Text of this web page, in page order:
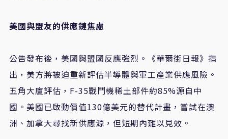
美國與盟友的供應鏈焦慮
公告發布後，美國與盟國反應強烈。《華爾街日報》指
出，美方將被迫重新評估半導體與軍工產業供應風險。
五角大廈評估，F-35戰鬥機稀土部件約85%源自中
國。美國已啟動價值130億美元的替代計畫，嘗試在澳
洲、加拿大尋找新供應源，但短期內難以見效。